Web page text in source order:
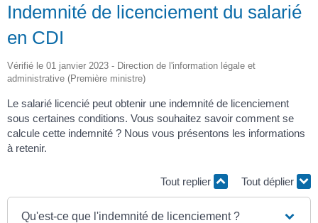
Indemnité de licenciement du salarié
en CDI
Vérifié le 01 janvier 2023 - Direction de l'information légale et
administrative (Première ministre)
Le salarié licencié peut obtenir une indemnité de licenciement
sous certaines conditions. Vous souhaitez savoir comment se
calcule cette indemnité ? Nous vous présentons les informations
à retenir.
Tout replier Tout déplier
Qu'est-ce que l'indemnité de licenciement ?